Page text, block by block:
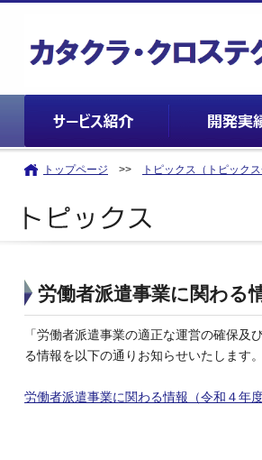
トップページ >> トピックス（トピックス
労働者派遣事業に関わる
「労働者派遣事業の適正な運営の確保
る情報を以下の通りお知らせいたします。
労働者派遣事業に関わる情報（令和４年